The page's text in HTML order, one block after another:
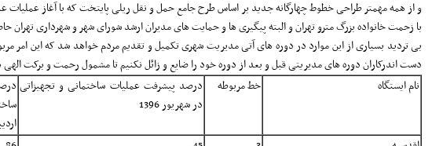
با زحمت خانواده بزرگ مترو تهران و البته پیگیری ها و حمایت های مدیران ارشد شورای شهر و شهرداری
بی تردید بسیاری از این موارد در دوره های آتی مدیریت شهری تکمیل و تقدیم مردم خواهد شد که این
دست اندرکاران دوره های مدیریتی قبل و بعد از دوره خود را ضایع و زائل نکنیم تا مشمول رحمت و برکت الهی
نام ایستگاه
خط مربوطه
درصد پیشرفت عملیات ساختمانی و تجهیزاتی
در شهریور 1396